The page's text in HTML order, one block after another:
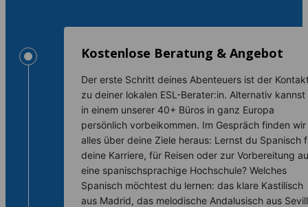
Kostenlose Beratung & Angebot
Der erste Schritt deines Abenteuers ist der
zu deiner lokalen ESL-Berater:in. Alternativ kannst
in einem unserer 40+ Büros in ganz Europa
persönlich vorbeikommen. Im Gespräch finden wir
alles über deine Ziele heraus: Lernst du Spanisch
deine Karriere, für Reisen oder zur Vorbereitung
eine spanischsprachige Hochschule? Welches
Spanisch möchtest du lernen: das klare Kastilisch
aus Madrid, das melodische Andalusisch aus